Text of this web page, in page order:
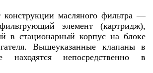
конструкции масляного фильтра —
элемент (картридж),
в стационарный корпус на блоке
Вышеуказанные клапаны в
находятся непосредственно в